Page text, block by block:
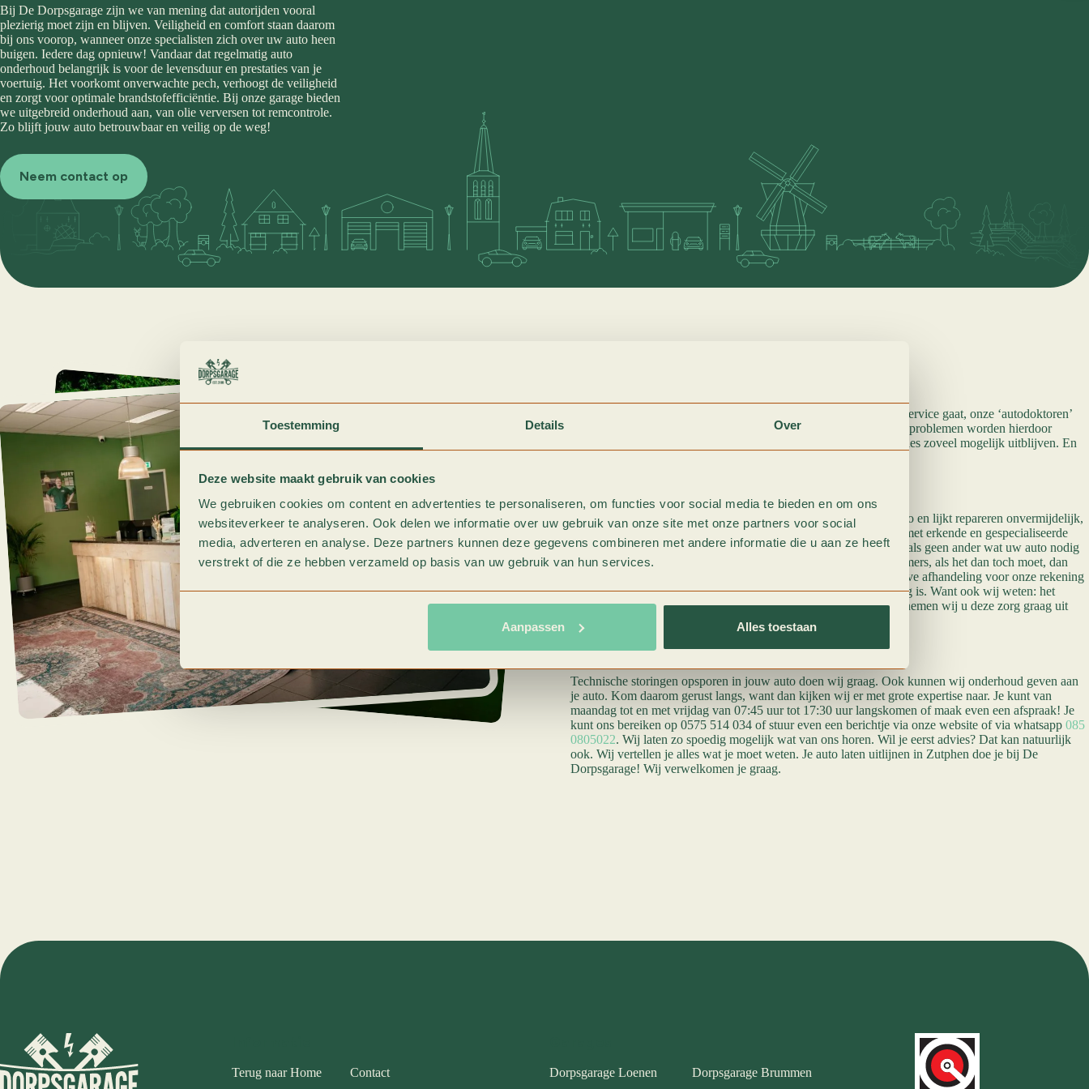
Toestemming Details Over
Deze website maakt gebruik van cookies
We gebruiken cookies om content en advertenties te personaliseren, om functies voor social media te bieden en om ons
websiteverkeer te analyseren. Ook delen we informatie over uw gebruik van onze site met onze partners voor social
media, adverteren en analyse. Deze partners kunnen deze gegevens combineren met andere informatie die u aan ze heeft
verstrekt of die ze hebben verzameld op basis van uw gebruik van hun services.
Aanpassen Alles toestaan
Bij De Dorpsgarage zijn we van mening dat autorijden vooral
plezierig moet zijn en blijven. Veiligheid en comfort staan daarom
bij ons voorop, wanneer onze specialisten zich over uw auto heen
buigen. Iedere dag opnieuw! Vandaar dat regelmatig auto
onderhoud belangrijk is voor de levensduur en prestaties van je
voertuig. Het voorkomt onverwachte pech, verhoogt de veiligheid
en zorgt voor optimale brandstofefficiëntie. Bij onze garage bieden
we uitgebreid onderhoud aan, van olie verversen tot remcontrole.
Zo blijft jouw auto betrouwbaar en veilig op de weg!
Neem contact op
Of het nu om een periodieke onderhoudsbeurt of om tussentijdse service gaat, onze ‘autodoktoren’
behandelen uw voertuig met de grootst mogelijke zorg. Eventuele problemen worden hierdoor
vroegtijdig opgespoord en hersteld, zodat schades en grote reparaties zoveel mogelijk uitblijven. En
Mocht u onverhoopt toch te maken krijgen met schade aan uw auto en lijkt repareren onvermijdelijk,
ook dan is ons team u graag van dienst. Wij werken nauw samen met erkende en gespecialiseerde
schadeherstelbedrijven. Met hun vakkennis en ervaring, weten zij als geen ander wat uw auto nodig
heeft om weer bevallig en betrouwbaar voor de dag te komen. Immers, als het dan toch moet, dan
liever maar meteen goed! Ondertussen nemen wij de administratieve afhandeling voor onze rekening
en kunt u gebruikmaken van onze leenautoservice zolang als nodig is. Want ook wij weten: het
hebben van schade is al vervelend genoeg. Dus als het even kan, nemen wij u deze zorg graag uit
Auto onderhoud doe je in Zutphen
Technische storingen opsporen in jouw auto doen wij graag. Ook kunnen wij onderhoud geven aan
je auto. Kom daarom gerust langs, want dan kijken wij er met grote expertise naar. Je kunt van
maandag tot en met vrijdag van 07:45 uur tot 17:30 uur langskomen of maak even een afspraak! Je
kunt ons bereiken op 0575 514 034 of stuur even een berichtje via onze website of via whatsapp 085
0805022. Wij laten zo spoedig mogelijk wat van ons horen. Wil je eerst advies? Dat kan natuurlijk
ook. Wij vertellen je alles wat je moet weten. Je auto laten uitlijnen in Zutphen doe je bij De
Dorpsgarage! Wij verwelkomen je graag.
Terug naar Home Contact Dorpsgarage Loenen Dorpsgarage Brummen